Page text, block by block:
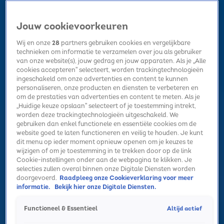
Home Radio luisteren Hitlijsten Acties Kerst Nieuws
Volg Sky Radio
Zoeken
HomeRadio luisterenActies Alle zendersSummer Top 101
Jouw cookievoorkeuren
Wij en onze28partners gebruiken cookies en vergelijkbare
technieken om informatie te verzamelen over jou als gebruiker
van onze website(s), jouw gedrag en jouw apparaten. Als je „Alle
cookies accepteren” selecteert, worden trackingtechnologieën
ingeschakeld om onze advertenties en content te kunnen
personaliseren, onze producten en diensten te verbeteren en
om de prestaties van advertenties en content te meten. Als je
„Huidige keuze opslaan” selecteert of je toestemming intrekt,
worden deze trackingtechnologieën uitgeschakeld. We
gebruiken dan enkel functionele en essentiële cookies om de
website goed te laten functioneren en veilig te houden. Je kunt
dit menu op ieder moment opnieuw openen om je keuzes te
wijzigen of om je toestemming in te trekken door op de link
Cookie-instellingen onder aan de webpagina te klikken. Je
selecties zullen overal binnen onze Digitale Diensten worden
doorgevoerd. Raadpleeg onze Cookieverklaring voor meer
informatie.
Bekijk hier onze Digitale Diensten.
Functioneel & Essentieel Altijd actief